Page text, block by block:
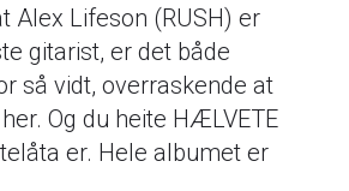
Alex Lifeson (RUSH) er
gitarist, er det både
så vidt, overraskende at
Og du heite HÆLVETE
er. Hele albumet er